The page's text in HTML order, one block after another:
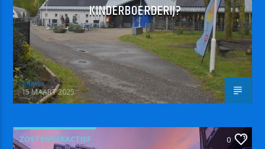
KINDERBOERDERIJ?
admin
15 MAART 2025
ZOETRMEERACTIEF 0